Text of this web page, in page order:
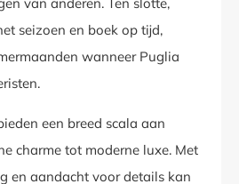
van anderen. Ten slotte,
seizoen en boek op tijd,
wanneer Puglia
een breed scala aan
charme tot moderne luxe. Met
en aandacht voor details kan